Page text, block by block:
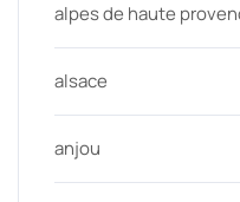
alpes de haute
alsace
anjou